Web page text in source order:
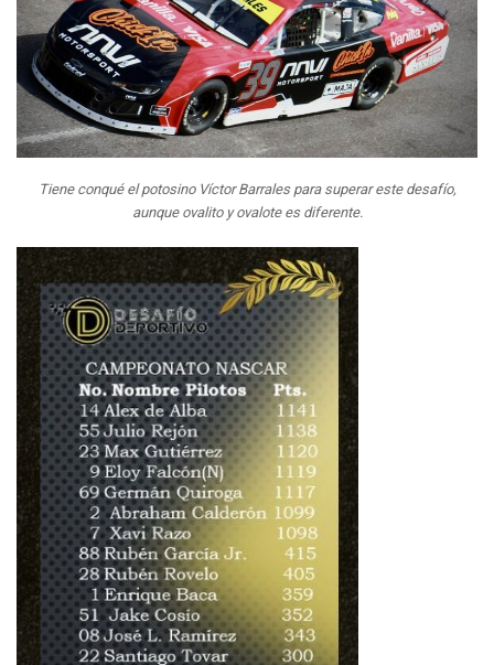
Tiene conqué el potosino Víctor Barrales para superar este desafío,
aunque ovalito y ovalote es diferente.